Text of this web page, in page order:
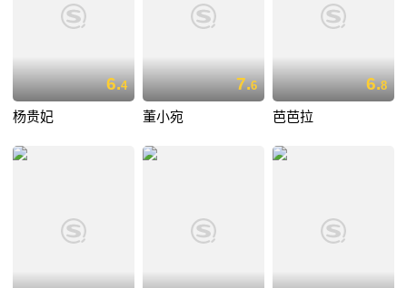
6.4
杨贵妃
7.6
董小宛
6.8
芭芭拉